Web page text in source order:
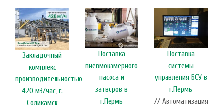
Закладочный
комплекс
производительностью
420 м3/час, г.
Соликамск
Поставка
пневмокамерного
насоса и
затворов в
г.Пермь
Поставка
системы
управления БСУ в
г.Пермь
// Автоматизация